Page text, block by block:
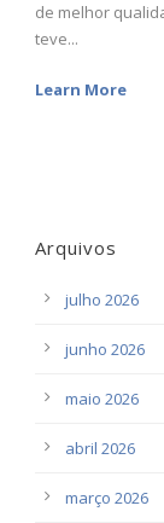
de melhor
teve...
Learn More
Arquivos
julho 2026
junho 2026
maio 2026
abril 2026
março 2026